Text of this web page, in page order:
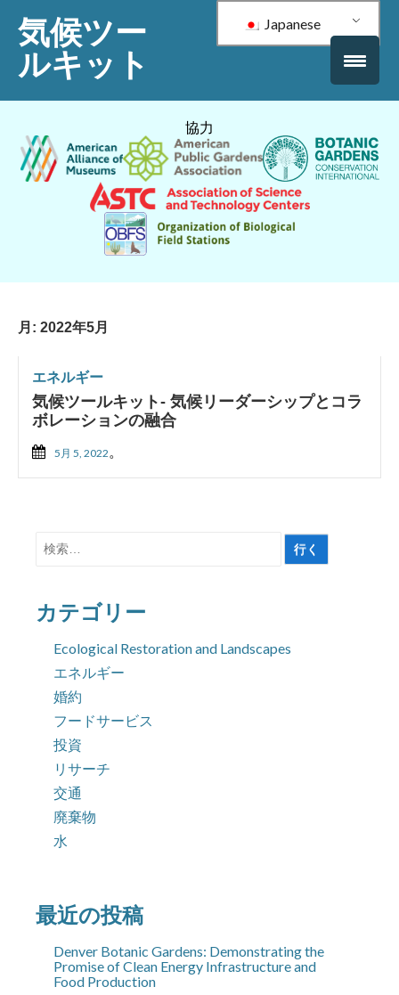
気候ツー
ルキット
Japanese
協力
月: 2022年5月
エネルギー
気候ツールキット- 気候リーダーシップとコラ
ボレーションの融合
5月 5, 2022 。
検
象:
カテゴリー
Ecological Restoration and Landscapes
エネルギー
婚約
フードサービス
投資
リサーチ
交通
廃棄物
水
最近の投稿
Denver Botanic Gardens: Demonstrating the
Promise of Clean Energy Infrastructure and
Food Production